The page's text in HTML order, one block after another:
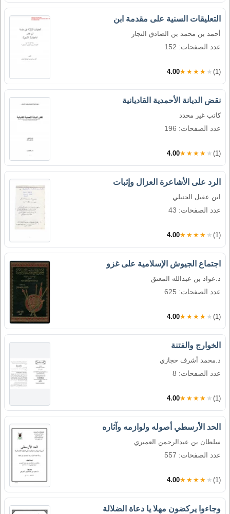
التعليقات السنية على مقدمة ابن
أحمد بن محمد بن الصادق النجار
عدد الصفحات: 152
4.00★★★★★ (1)
نقض الديانة الأحمدية القاديانية
كاتب غير محدد
عدد الصفحات: 196
4.00★★★★★ (1)
الرد على الأشاعرة العزال وإثبات
ابن عقيل الحنبلي
عدد الصفحات: 43
4.00★★★★★ (1)
اجتماع الجيوش الإسلامية على غزو
د.عواد بن عبدالله المعتق
عدد الصفحات: 625
4.00★★★★★ (1)
الخوارج والفتنة
د.محمد أشرف حجازي
عدد الصفحات: 8
4.00★★★★★ (1)
الحد الأرسطي أصوله ولوازمه وآثاره
سلطان بن عبدالرحمن العميري
عدد الصفحات: 557
4.00★★★★★ (1)
وجاءوا يركضون مهلا يا دعاة الضلالة